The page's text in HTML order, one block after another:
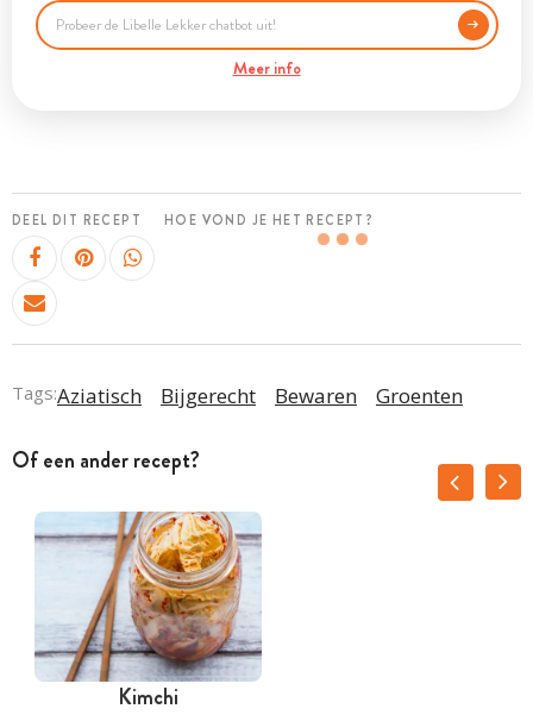
Meer info
DEEL DIT RECEPT HOE VOND JE HET RECEPT?
Tags:Aziatisch Bijgerecht Bewaren Groenten
Of een ander recept?
Kimchi